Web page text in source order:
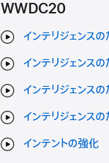
WWDC20
インテリジェンス
インテリジェンス
インテリジェンス
インテリジェンス
インテントの強化